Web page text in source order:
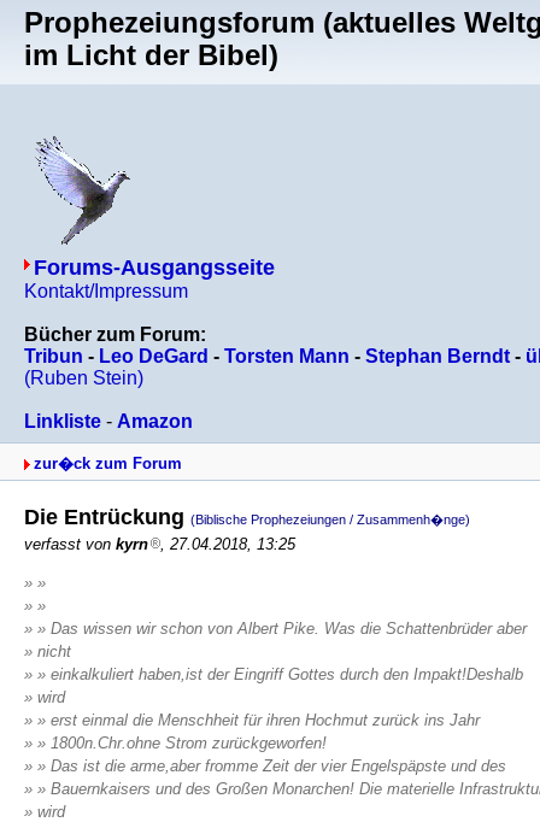
Prophezeiungsforum (aktuelles
im Licht der Bibel)
Forums-Ausgangsseite
Kontakt/Impressum
Bücher zum Forum:
Tribun - Leo DeGard - Torsten Mann - Stephan Berndt -
(Ruben Stein)
Linkliste - Amazon
zur�ck zum Forum
Die Entrückung (Biblische Prophezeiungen / Zusammenh�nge)
verfasst von kyrn , 27.04.2018, 13:25
» »
» »
» » Das wissen wir schon von Albert Pike. Was die Schattenbrüder aber
» nicht
» » einkalkuliert haben,ist der Eingriff Gottes durch den Impakt!Deshalb
» wird
» » erst einmal die Menschheit für ihren Hochmut zurück ins Jahr
» » 1800n.Chr.ohne Strom zurückgeworfen!
» » Das ist die arme,aber fromme Zeit der vier Engelspäpste und des
» » Bauernkaisers und des Großen Monarchen! Die materielle
» wird